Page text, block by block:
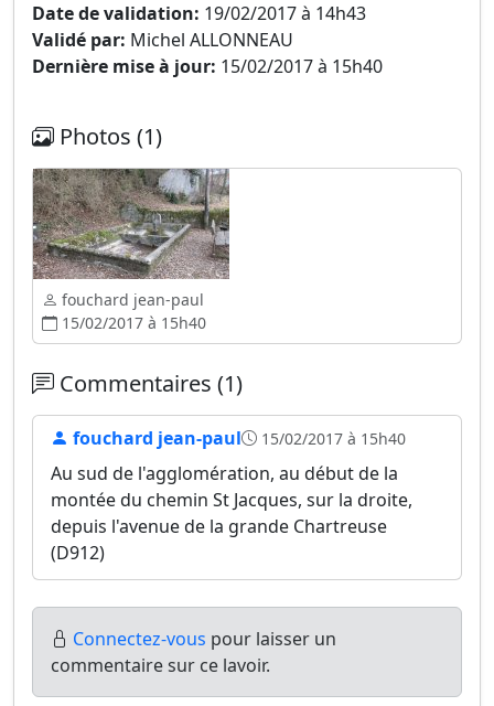
Date de validation: 19/02/2017 à 14h43
Validé par: Michel ALLONNEAU
Dernière mise à jour: 15/02/2017 à 15h40
Photos (1)
fouchard jean-paul
15/02/2017 à 15h40
Commentaires (1)
fouchard jean-paul 15/02/2017 à 15h40
Au sud de l'agglomération, au début de la
montée du chemin St Jacques, sur la droite,
depuis l'avenue de la grande Chartreuse
(D912)
Connectez-vous pour laisser un
commentaire sur ce lavoir.